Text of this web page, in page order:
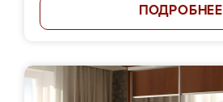
ПОДРОБНЕЕ